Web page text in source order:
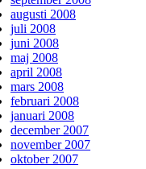
augusti 2008
juli 2008
juni 2008
maj 2008
april 2008
mars 2008
februari 2008
januari 2008
december 2007
november 2007
oktober 2007